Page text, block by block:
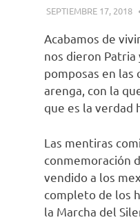
SEPTIEMBRE 17, 2018
Acabamos de
nos dieron
pomposas en las
arenga, con la
que es la verdad
Las mentiras
conmemoración
vendido a los
completo de los
la Marcha del